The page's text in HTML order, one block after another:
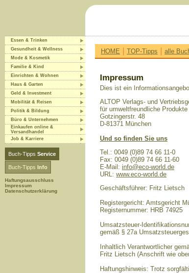
Essen & Trinken
Gesundheit & Wellness
Mode & Kosmetik
Familie & Kind
Einrichten & Wohnen
Haus & Garten
Geld & Investment
Mobilität & Reisen
Politik & Bildung
Büro & Unternehmen
Einkaufen online &
Versandhandel
Job & Karriere
Buch-Tipps Service
Buch-Tipps Info
Haftungsausschluss
Impressum
Datenschutzerklärung
HOME | TOP-Tipps | alle
Impressum
Dies ist ein
ALTOP Verlags- und
für umweltfreundliche Produkte
Gotzingerstr. 48
D-81371 München
Und so finden Sie uns
Tel.: 0049 (0)89 74 66 11-0
Fax: 0049 (0)89 74 66 11-60
E-Mail: info@eco-world.de
URL: www.eco-world.de
Geschäftsführer: Fritz Lietsch
Registergericht: Amtsgericht
Registernummer: HRB 74925
Umsatzsteuer-
gemäß § 27a
Inhaltlich Verantwortlicher
Fritz Lietsch (Anschrift wie
Haftungshinweis: Trotz